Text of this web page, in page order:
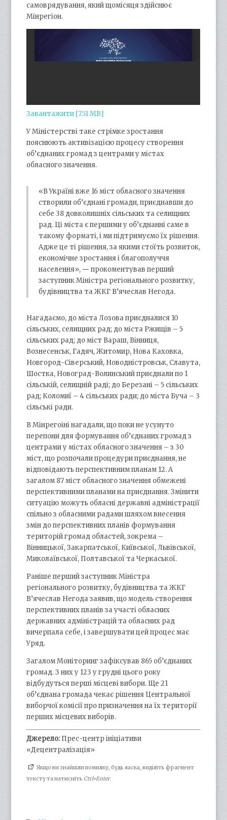
самоврядування, який щомісяця здійснює
Мінрегіон.
Завантажити [7.51 MB]
У Міністерстві таке стрімке зростання
пояснюють активізацією процесу створення
об’єднаних громад з центрами у містах
обласного значення.
«В Україні вже 16 міст обласного значення
створили об’єднані громади, приєднавши до
себе 38 довколишніх сільських та селищних
рад. Ці міста є першими у об’єднанні саме в
такому форматі, і ми підтримуємо їх рішення.
Адже це ті рішення, за якими стоїть розвиток,
економічне зростання і благополуччя
населення», — прокоментував перший
заступник Міністра регіонального розвитку,
будівництва та ЖКГ В’ячеслав Негода.
Нагадаємо, до міста Лозова приєдналися 10
сільських, селищних рад; до міста Ржищів – 5
сільських рад; до міст Вараш, Вінниця,
Вознесенськ, Гадяч, Житомир, Нова Каховка,
Новгород-Сіверський, Новодністровськ, Славута,
Шостка, Новоград-Волинський приєднали по 1
сільській, селищній раді; до Березані – 5 сільських
рад; Коломиї – 4 сільських ради; до міста Буча – 3
сільські ради.
В Мінрегоіні нагадали, що поки не усунуто
перепони для формування об’єднаних громад з
центрами у містах обласного значення – з 30
міст, що розпочали процедури приєднання, не
відповідають перспективним планам 12. А
загалом 87 міст обласного значення обмежені
перспективними планами на приєднання. Змінити
ситуацію можуть обласні державні адміністрації
спільно з обласними радами шляхом внесення
змін до перспективних планів формування
територій громад областей, зокрема –
Вінницької, Закарпатської, Київської, Львівської,
Миколаївської, Полтавської та Черкаської.
Раніше перший заступник Міністра
регіонального розвитку, будівництва та ЖКГ
В’ячеслав Негода заявив, що модель створення
перспективних планів за участі обласних
державних адміністрацій та обласних рад
вичерпала себе, і завершувати цей процес має
Уряд.
Загалом Моніторинг зафіксував 865 об’єднаних
громад. З них у 123 у грудні цього року
відбудуться перші місцеві вибори. Ще 21
об’єднана громада чекає рішення Центральної
виборчої комісії про призначення на їх території
перших місцевих виборів.
Джерело: Прес-центр ініціативи
«Децентралізація»
Якщо ви знайшли помилку, будь ласка, виділіть фрагмент
тексту та натисніть Ctrl+Enter.